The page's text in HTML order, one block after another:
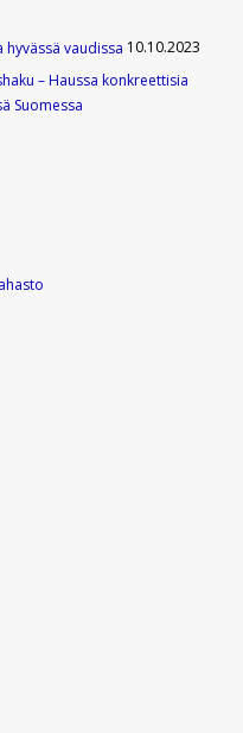
vaudissa 10.10.2023
– Haussa konkreettisia
Suomessa